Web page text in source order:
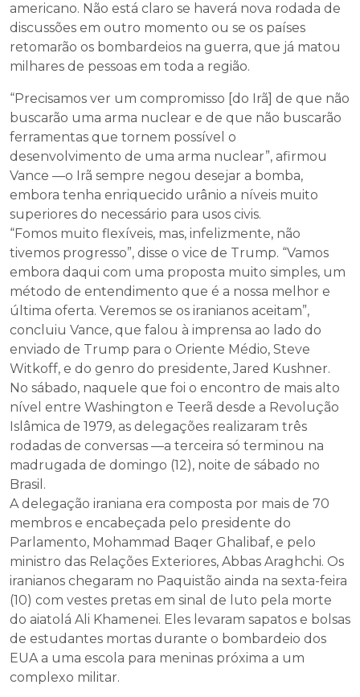
americano. Não está claro se haverá nova rodada de
discussões em outro momento ou se os países
retomarão os bombardeios na guerra, que já matou
milhares de pessoas em toda a região.
“Precisamos ver um compromisso [do Irã] de que não
buscarão uma arma nuclear e de que não buscarão
ferramentas que tornem possível o
desenvolvimento de uma arma nuclear”, afirmou
Vance —o Irã sempre negou desejar a bomba,
embora tenha enriquecido urânio a níveis muito
superiores do necessário para usos civis.
“Fomos muito flexíveis, mas, infelizmente, não
tivemos progresso”, disse o vice de Trump. “Vamos
embora daqui com uma proposta muito simples, um
método de entendimento que é a nossa melhor e
última oferta. Veremos se os iranianos aceitam”,
concluiu Vance, que falou à imprensa ao lado do
enviado de Trump para o Oriente Médio, Steve
Witkoff, e do genro do presidente, Jared Kushner.
No sábado, naquele que foi o encontro de mais alto
nível entre Washington e Teerã desde a Revolução
Islâmica de 1979, as delegações realizaram três
rodadas de conversas —a terceira só terminou na
madrugada de domingo (12), noite de sábado no
Brasil.
A delegação iraniana era composta por mais de 70
membros e encabeçada pelo presidente do
Parlamento, Mohammad Baqer Ghalibaf, e pelo
ministro das Relações Exteriores, Abbas Araghchi. Os
iranianos chegaram no Paquistão ainda na sexta-feira
(10) com vestes pretas em sinal de luto pela morte
do aiatolá Ali Khamenei. Eles levaram sapatos e bolsas
de estudantes mortas durante o bombardeio dos
EUA a uma escola para meninas próxima a um
complexo militar.